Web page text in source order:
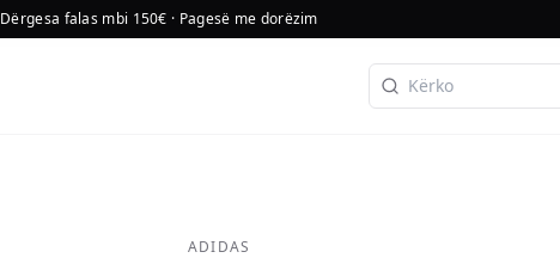
Dërgesa falas mbi 150€ · Pagesë me dorëzim
ADIDAS